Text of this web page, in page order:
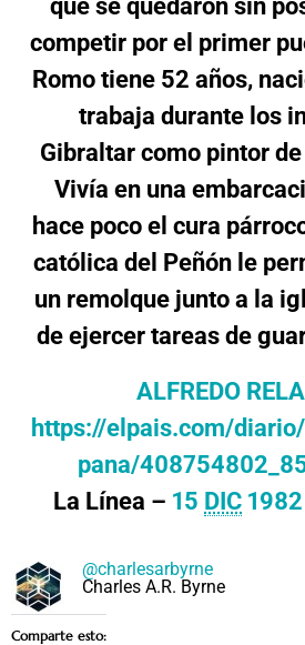
que se quedaron sin
competir por el primer
Romo tiene 52 años,
trabaja durante los
Gibraltar como pintor
Vivía en una
hace poco el cura
católica del Peñón le
un remolque junto a la
de ejercer tareas de
ALFREDO
https://elpais.com/
pana/
La Línea – 15 DIC
@charlesarbyrne
Charles A.R. Byrne
Comparte esto: